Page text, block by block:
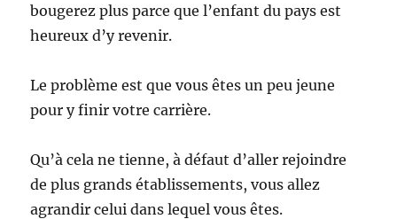
bougerez plus parce que l’enfant du pays est
heureux d’y revenir.
Le problème est que vous êtes un peu jeune
pour y finir votre carrière.
Qu’à cela ne tienne, à défaut d’aller rejoindre
de plus grands établissements, vous allez
agrandir celui dans lequel vous êtes.